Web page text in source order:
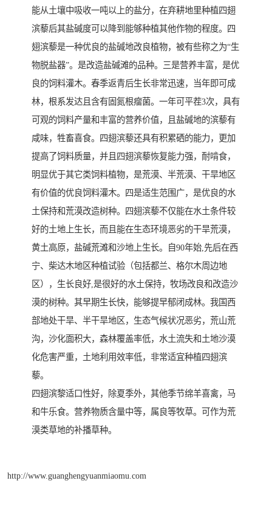
能从土壤中吸收一吨以上的盐分，在弃耕地里种植四翅
滨藜后其盐碱度可以降到能够种植其他作物的程度。四
翅滨藜是一种优良的盐碱地改良植物，被有些称之为“生
物脱盐器”。是改造盐碱滩的品种。三是营养丰富，是优
良的饲料灌木。春季返青后生长非常迅速，当年即可成
林，根系发达且含有固氮根瘤菌。一年可平茬3次，具有
可观的饲料产量和丰富的营养价值，且盐碱地的滨藜有
咸味，牲畜喜食。四翅滨藜还具有积累硒的能力，更加
提高了饲料质量，并且四翅滨藜恢复能力强，耐啃食，
明显优于其它类饲料植物，是荒漠、半荒漠、干旱地区
有价值的优良饲料灌木。四是适生范围广，是优良的水
土保持和荒漠改造树种。四翅滨藜不仅能在水土条件较
好的土地上生长，而且能在生态环境恶劣的干旱荒漠，
黄土高原，盐碱荒滩和沙地上生长。自90年始,先后在西
宁、柴达木地区种植试验（包括都兰、格尔木周边地
区），生长良好,是很好的水土保持，牧场改良和改造沙
漠的树种。其早期生长快，能够提早郁闭成林。我国西
部地处干旱、半干旱地区，生态气候状况恶劣，荒山荒
沟，沙化面积大，森林覆盖率低，水土流失和土地沙漠
化危害严重，土地利用效率低，非常适宜种植四翅滨
藜。
四翅滨黎适口性好，除夏季外，其他季节绵羊喜禽，马
和牛乐食。营养物质含量中等，属良等牧草。可作为荒
漠类草地的补播草种。
http://www.guanghengyuanmiaomu.com